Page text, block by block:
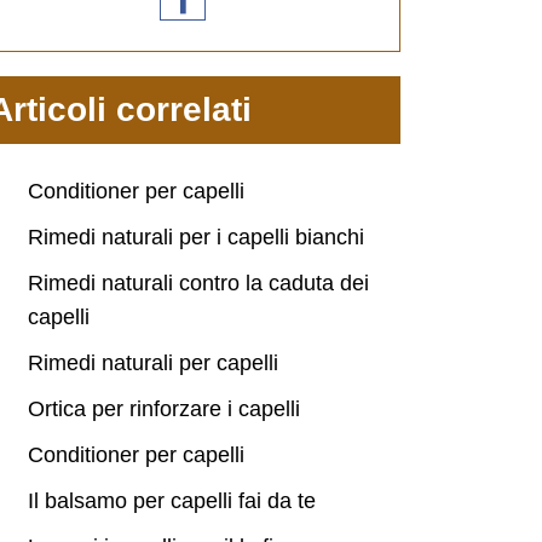
correlati
Conditioner per capelli
Rimedi naturali per i capelli bianchi
Rimedi naturali contro la caduta dei
capelli
Rimedi naturali per capelli
Ortica per rinforzare i capelli
Conditioner per capelli
Il balsamo per capelli fai da te